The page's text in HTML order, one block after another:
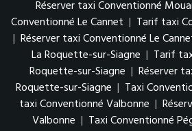
Réserver taxi Conventionné
Conventionné Le Cannet | Tarif taxi
| Réserver taxi Conventionné Le
La Roquette-sur-Siagne | Tarif
Roquette-sur-Siagne | Réserver
Roquette-sur-Siagne | Taxi
taxi Conventionné Valbonne |
Valbonne | Taxi Conventionné